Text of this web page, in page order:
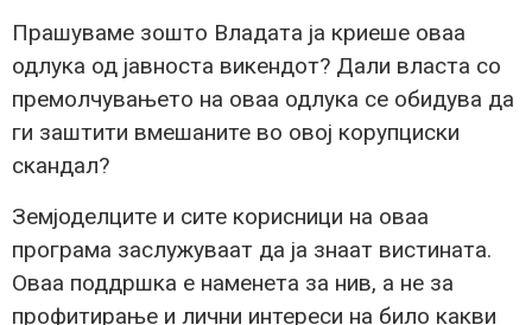
Прашуваме зошто Владата ја криеше оваа
одлука од јавноста викендот? Дали власта со
премолчувањето на оваа одлука се обидува да
ги заштити вмешаните во овој корупциски
скандал?
Земјоделците и сите корисници на оваа
програма заслужуваат да ја знаат вистината.
Оваа поддршка е наменета за нив, а не за
профитирање и лични интереси на било какви